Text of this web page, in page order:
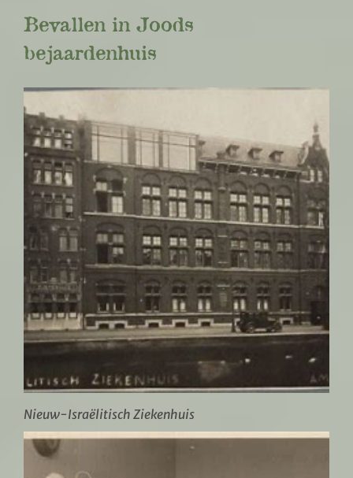
Bevallen in Joods
bejaardenhuis
Nieuw-Israëlitisch Ziekenhuis